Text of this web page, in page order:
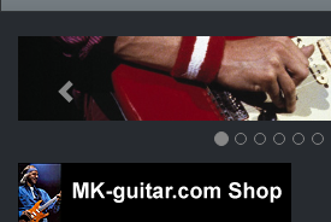
Previous